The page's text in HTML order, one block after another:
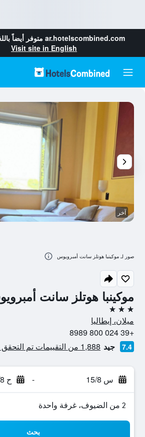
ar.hotelscombined.com متوفر أيضاً
Visit site in English
موكينبا هوتلز سانت
3 نجوم
ميلان، إيطاليا
+39 024 800 8989
7.4 جيد 1,888 من التقييمات تم التحقق منها
س 15/8 - ح 16/8
2 من الضيوف، غرفة واحدة
بحث
آخر
صور لـ موكينبا هوتلز سانت أمبرويوس